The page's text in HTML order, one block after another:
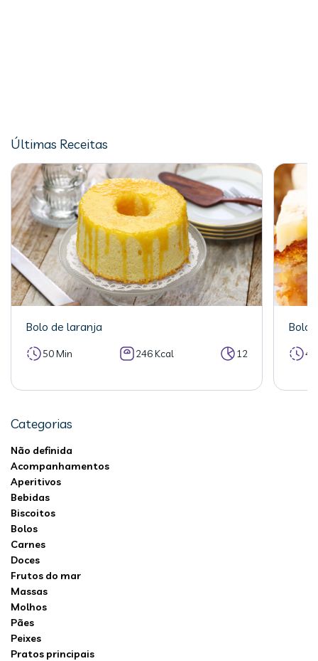
Últimas Receitas
Bolo de laranja
50 Min 246 Kcal 12
Bolo
Categorias
Não definida
Acompanhamentos
Aperitivos
Bebidas
Biscoitos
Bolos
Carnes
Doces
Frutos do mar
Massas
Molhos
Pães
Peixes
Pratos principais